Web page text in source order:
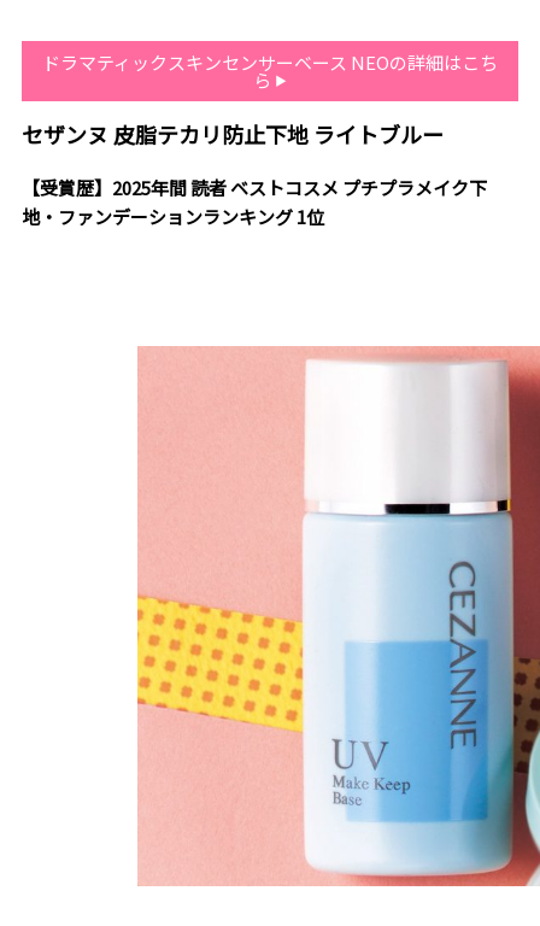
ドラマティックスキンセンサーベース NEOの詳細はこち
ら
セザンヌ 皮脂テカリ防止下地 ライトブルー
【受賞歴】2025年間 読者 ベストコスメ プチプラメイク下
地・ファンデーションランキング 1位